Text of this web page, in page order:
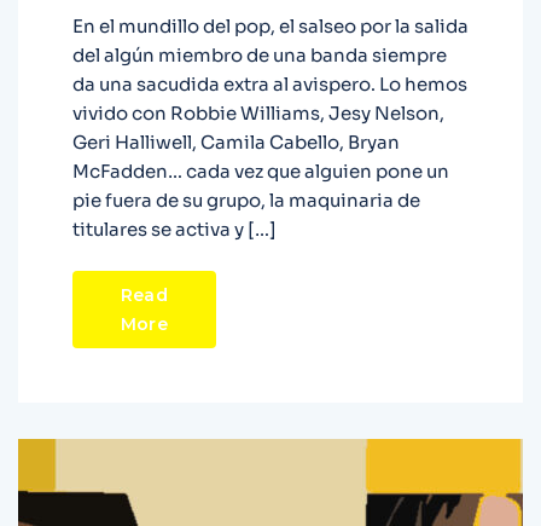
En el mundillo del pop, el salseo por la salida
del algún miembro de una banda siempre
da una sacudida extra al avispero. Lo hemos
vivido con Robbie Williams, Jesy Nelson,
Geri Halliwell, Camila Cabello, Bryan
McFadden… cada vez que alguien pone un
pie fuera de su grupo, la maquinaria de
titulares se activa y […]
Read
More